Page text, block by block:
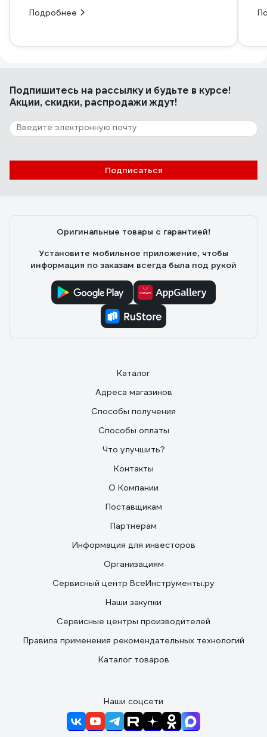
Подробнее
Подпишитесь на рассылкуи будьте в курсе!
Акции, скидки, распродажи ждут!
Подписаться
Оригинальные товары с гарантией!
Установите мобильное приложение, чтобы
информация по заказам всегда была под рукой
Каталог
Адреса магазинов
Способы получения
Способы оплаты
Что улучшить?
Контакты
О Компании
Поставщикам
Партнерам
Информация для инвесторов
Организациям
Сервисный центр ВсеИнструменты.ру
Наши закупки
Сервисные центры производителей
Правила применения рекомендательных технологий
Каталог товаров
Наши соцсети